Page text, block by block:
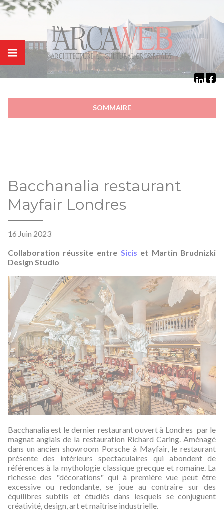
SOMMAIRE
Bacchanalia restaurant
Mayfair Londres
16 Juin 2023
Collaboration réussite entre Sicis et Martin Brudnizki
Design Studio
Bacchanalia est le dernier restaurant ouvert à Londres par le
magnat anglais de la restauration Richard Caring. Aménagé
dans un ancien showroom Porsche à Mayfair, le restaurant
présente des intérieurs spectaculaires qui abondent de
références à la mythologie classique grecque et romaine. La
richesse des "décorations" qui à première vue peut être
excessive ou redondante, se joue au contraire sur des
équilibres subtils et étudiés dans lesquels se conjuguent
créativité, design, art et maîtrise industrielle.
Panneau de gestion des cookies